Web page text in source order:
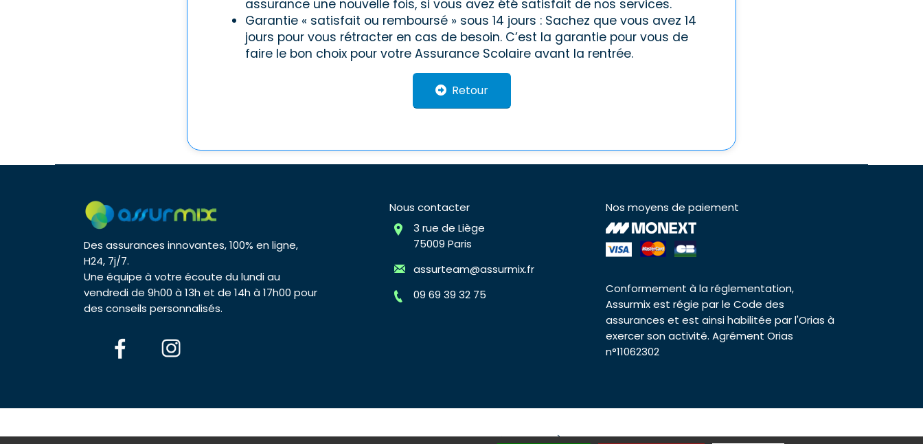
assurance une nouvelle fois, si vous avez été satisfait de nos services.
Garantie « satisfait ou remboursé » sous 14 jours : Sachez que vous avez 14
jours pour vous rétracter en cas de besoin. C’est la garantie pour vous de
faire le bon choix pour votre Assurance Scolaire avant la rentrée.
Retour
Des assurances innovantes, 100% en ligne,
H24, 7j/7.
Une équipe à votre écoute du lundi au
vendredi de 9h00 à 13h et de 14h à 17h00 pour
des conseils personnalisés.
Nous contacter
3 rue de Liège
75009 Paris
assurteam@assurmix.fr
09 69 39 32 75
Nos moyens de paiement
Conformement à la réglementation,
Assurmix est régie par le Code des
assurances et est ainsi habilitée par l'Orias à
exercer son activité. Agrément Orias
n°11062302
© 2026 Assurmix Plan du site Mentions légales À propos des cookies